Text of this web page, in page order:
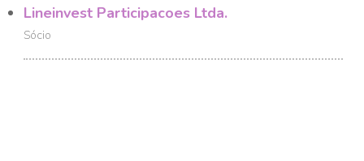
Lineinvest Participacoes Ltda.
Sócio